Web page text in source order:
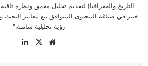
التاريخ والجغرافيا) لتقديم تحليل معمق ونظرة
خبير في صياغة المحتوى المتوافق مع معايير البحث
رؤية تحليلية شاملة."
موقع
‫X